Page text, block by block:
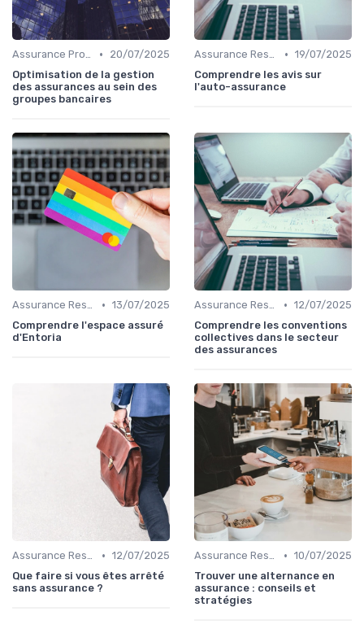
Assurance Protection Juridique Professionnelle •
20/07/2025
Optimisation de la gestion
des assurances au sein des
groupes bancaires
Assurance Responsabilité Civile Professionnelle • 19/07/2025
Comprendre les avis sur
l'auto-assurance
Assurance Responsabilité Civile Professionnelle • 13/07/2025
Comprendre l'espace assuré
d'Entoria
Assurance Responsabilité Civile Professionnelle • 12/07/2025
Comprendre les conventions
collectives dans le secteur
des assurances
Assurance Responsabilité Civile Professionnelle • 12/07/2025
Que faire si vous êtes arrêté
sans assurance ?
Assurance Responsabilité Civile Professionnelle • 10/07/2025
Trouver une alternance en
assurance : conseils et
stratégies